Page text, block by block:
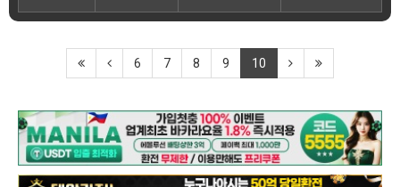
6 7 8 9 10